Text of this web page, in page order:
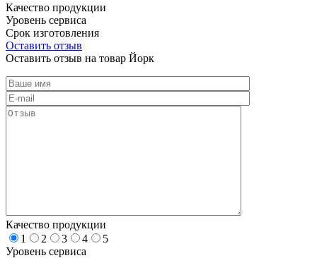
Качество продукции
Уровень сервиса
Срок изготовления
Оставить отзыв
Оставить отзыв на товар Йорк
Качество продукции
1
2 3 4
5
Уровень сервиса